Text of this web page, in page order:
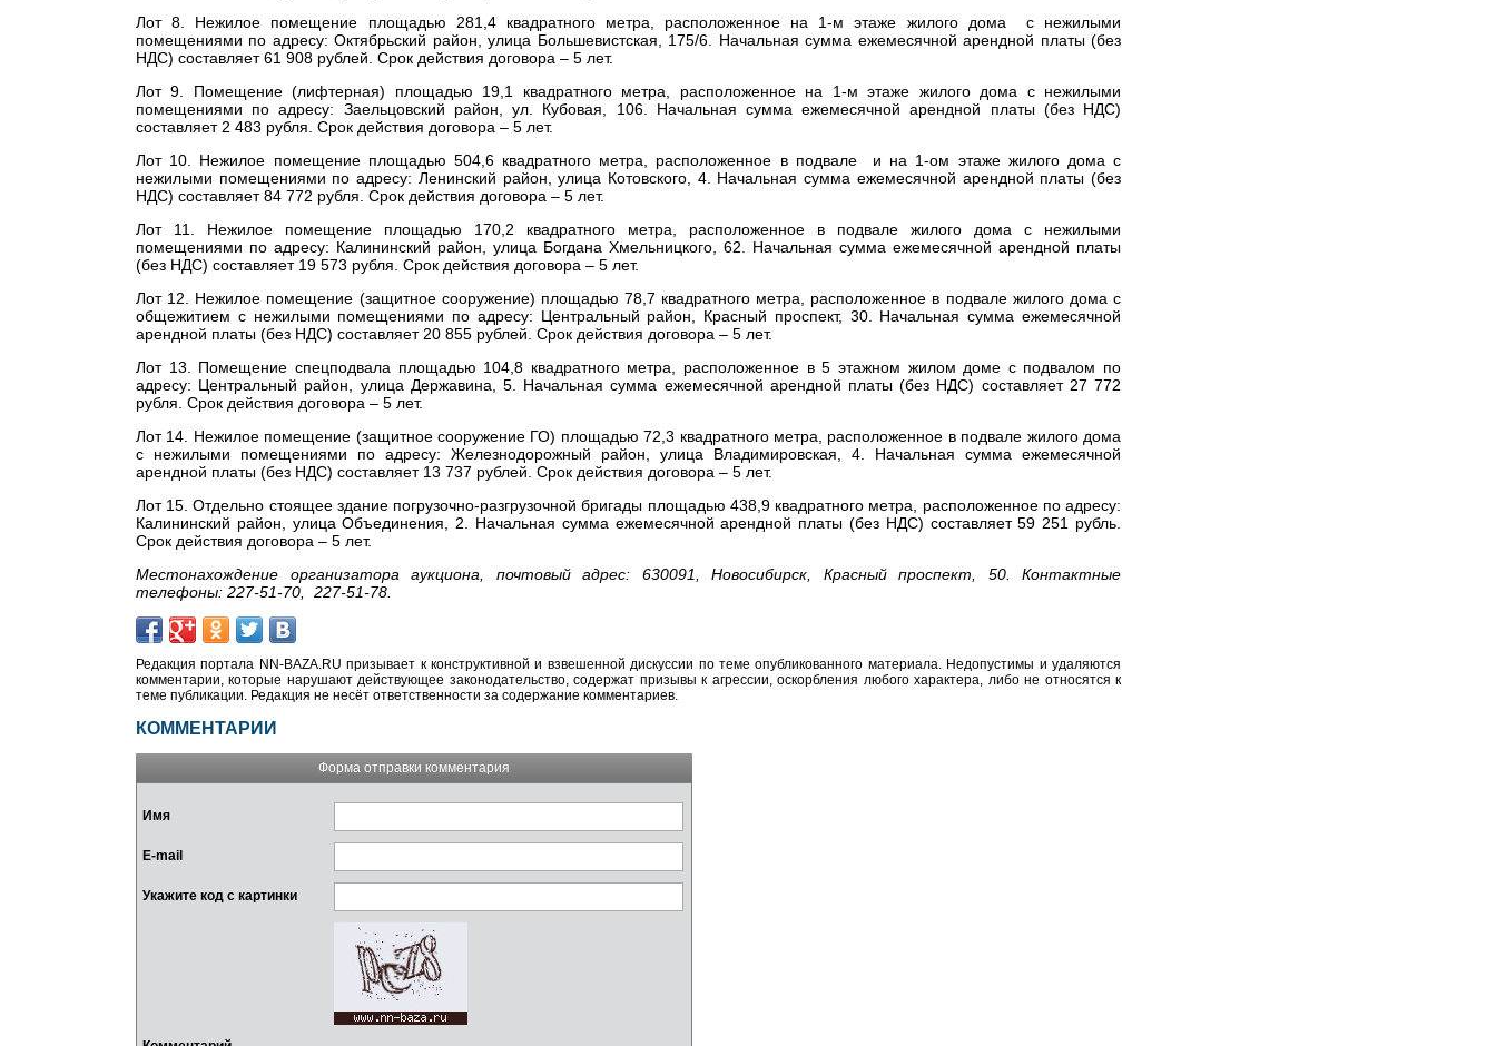
Лот 8. Нежилое помещение площадью 281,4 квадратного метра, расположенное на 1-м этаже жилого дома c нежилыми
помещениями по адресу: Октябрьский район, улица Большевистская, 175/6. Начальная сумма ежемесячной арендной платы (без
НДС) составляет 61 908 рублей. Срок действия договора – 5 лет.
Лот 9. Помещение (лифтерная) площадью 19,1 квадратного метра, расположенное на 1-м этаже жилого дома c нежилыми
помещениями по адресу: Заельцовский район, ул. Кубовая, 106. Начальная сумма ежемесячной арендной платы (без НДС)
составляет 2 483 рубля. Срок действия договора – 5 лет.
Лот 10. Нежилое помещение площадью 504,6 квадратного метра, расположенное в подвале и на 1-ом этаже жилого дома c
нежилыми помещениями по адресу: Ленинский район, улица Котовского, 4. Начальная сумма ежемесячной арендной платы (без
НДС) составляет 84 772 рубля. Срок действия договора – 5 лет.
Лот 11. Нежилое помещение площадью 170,2 квадратного метра, расположенное в подвале жилого дома c нежилыми
помещениями по адресу: Калининский район, улица Богдана Хмельницкого, 62. Начальная сумма ежемесячной арендной платы
(без НДС) составляет 19 573 рубля. Срок действия договора – 5 лет.
Лот 12. Нежилое помещение (защитное сооружение) площадью 78,7 квадратного метра, расположенное в подвале жилого дома с
общежитием с нежилыми помещениями по адресу: Центральный район, Красный проспект, 30. Начальная сумма ежемесячной
арендной платы (без НДС) составляет 20 855 рублей. Срок действия договора – 5 лет.
Лот 13. Помещение спецподвала площадью 104,8 квадратного метра, расположенное в 5 этажном жилом доме с подвалом по
адресу: Центральный район, улица Державина, 5. Начальная сумма ежемесячной арендной платы (без НДС) составляет 27 772
рубля. Срок действия договора – 5 лет.
Лот 14. Нежилое помещение (защитное сооружение ГО) площадью 72,3 квадратного метра, расположенное в подвале жилого дома
c нежилыми помещениями по адресу: Железнодорожный район, улица Владимировская, 4. Начальная сумма ежемесячной
арендной платы (без НДС) составляет 13 737 рублей. Срок действия договора – 5 лет.
Лот 15. Отдельно стоящее здание погрузочно-разгрузочной бригады площадью 438,9 квадратного метра, расположенное по адресу:
Калининский район, улица Объединения, 2. Начальная сумма ежемесячной арендной платы (без НДС) составляет 59 251 рубль.
Срок действия договора – 5 лет.
Местонахождение организатора аукциона, почтовый адрес: 630091, Новосибирск, Красный проспект, 50. Контактные
телефоны: 227-51-70, 227-51-78.
Редакция портала NN-BAZA.RU призывает к конструктивной и взвешенной дискуссии по теме опубликованного материала. Недопустимы и удаляются
комментарии, которые нарушают действующее законодательство, содержат призывы к агрессии, оскорбления любого характера, либо не относятся к
теме публикации. Редакция не несёт ответственности за содержание комментариев.
КОММЕНТАРИИ
Форма отправки комментария
Имя
E-mail
Укажите код с картинки